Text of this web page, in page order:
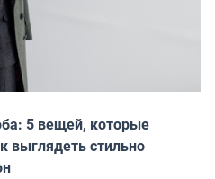
5 вещей, которые
выглядеть стильно